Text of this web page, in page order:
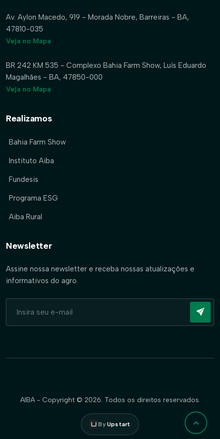
Av. Aylon Macedo, 919 - Morada Nobre, Barreiras - BA,
47810-035
Veja no Mapa
BR 242 KM 535 - Complexo Bahia Farm Show, Luís Eduardo
Magalhães - BA, 47850-000
Veja no Mapa
Realizamos
Bahia Farm Show
Instituto Aiba
Fundesis
Programa ESG
Aiba Rural
Newsletter
Assine nossa newsletter e receba nossas atualizações e
informativos do agro.
AIBA - Copyright © 2026. Todos os direitos reservados.
ByUpstart